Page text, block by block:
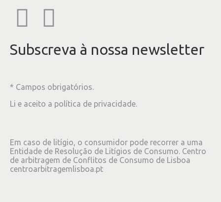
Subscreva à nossa newsletter
* Campos obrigatórios.
Li e aceito a política de privacidade.
Em caso de litígio, o consumidor pode recorrer a uma
Entidade de Resolução de Litígios de Consumo. Centro
de arbitragem de Conflitos de Consumo de Lisboa
centroarbitragemlisboa.pt